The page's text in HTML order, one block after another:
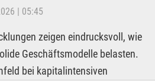
| 05:45
zeigen eindrucksvoll, wie
Geschäftsmodelle belasten.
bei kapitalintensiven